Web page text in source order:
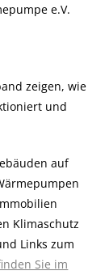
e.V.
zeigen, wie
und
auf
Klimaschutz
Links zum
Sie im